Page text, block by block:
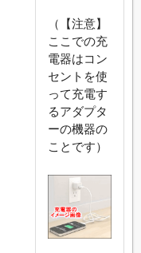
（【注意】
ここでの充
電器はコン
セントを使
って充電す
るアダプタ
ーの機器の
ことです）